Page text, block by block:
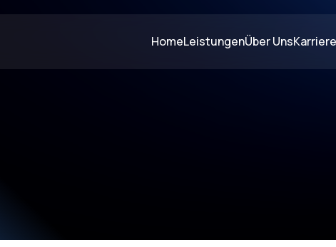
HomeLeistungenÜber UnsKarriere